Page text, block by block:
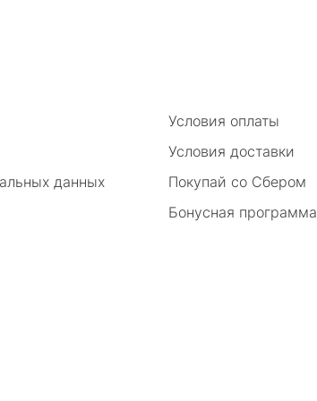
данных
Условия оплаты
Условия доставки
Покупай со Сбером
Бонусная программа